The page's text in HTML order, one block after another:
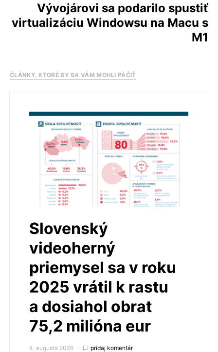
Vývojárovi sa podarilo spustiť
virtualizáciu Windowsu na Macu s
M1
ČLÁNKY, KTORÉ BY SA VÁM MOHLI PÁČIŤ
Slovenský
videoherný
priemysel sa v roku
2025 vrátil k rastu
a dosiahol obrat
75,2 milióna eur
4. augusta 2026 pridaj komentár